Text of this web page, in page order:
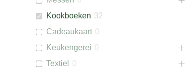
Kookboeken 32
Cadeaukaart 0
Keukengerei 0
Textiel
0